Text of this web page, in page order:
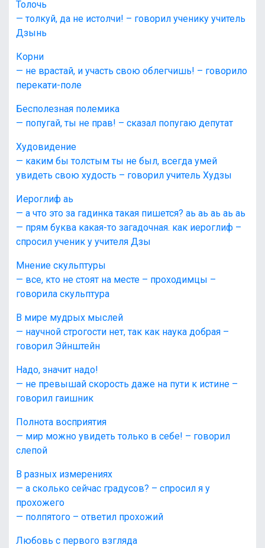
Толочь
— толкуй, да не истолчи! – говорил ученику учитель
Дзынь
Корни
— не врастай, и участь свою облегчишь! – говорило
перекати-поле
Бесполезная полемика
— попугай, ты не прав! – сказал попугаю депутат
Худовидение
— каким бы толстым ты не был, всегда умей
увидеть свою худость – говорил учитель Худзы
Иероглиф аь
— а что это за гадинка такая пишется? аь аь аь аь аь
— прям буква какая-то загадочная. как иероглиф –
спросил ученик у учителя Дзы
Мнение скульптуры
— все, кто не стоят на месте – проходимцы –
говорила скульптура
В мире мудрых мыслей
— научной строгости нет, так как наука добрая –
говорил Эйнштейн
Надо, значит надо!
— не превышай скорость даже на пути к истине –
говорил гаишник
Полнота восприятия
— мир можно увидеть только в себе! – говорил
слепой
В разных измерениях
— а сколько сейчас градусов? – спросил я у
прохожего
— полпятого – ответил прохожий
Любовь с первого взгляда